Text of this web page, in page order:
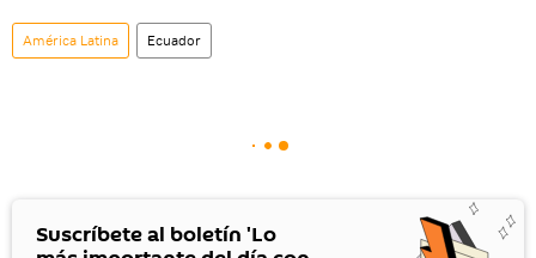
América Latina Ecuador
Suscríbete al boletín 'Lo